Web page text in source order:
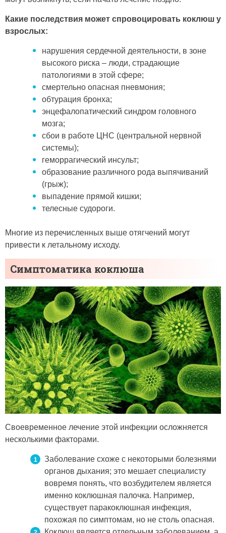
Какие последствия может спровоцировать коклюш у
взрослых:
нарушения сердечной деятельности, в зоне
высокого риска – люди, страдающие
патологиями в этой сфере;
смертельно опасная пневмония;
обтурация бронха;
энцефалопатический синдром головного
мозга;
сбои в работе ЦНС (центральной нервной
системы);
геморрагический инсульт;
образование различного рода выпячиваний
(грыж);
выпадение прямой кишки;
телесные судороги.
Многие из перечисленных выше отягчений могут
привести к летальному исходу.
Симптоматика коклюша
Своевременное лечение этой инфекции осложняется
несколькими факторами.
Заболевание схоже с некоторыми болезнями
органов дыхания; это мешает специалисту
вовремя понять, что возбудителем является
именно коклюшная палочка. Например,
существует паракоклюшная инфекция,
похожая по симптомам, но не столь опасная.